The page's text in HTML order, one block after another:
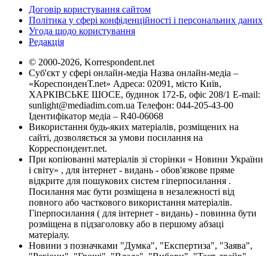
Договір користування сайтом
Політика у сфері конфіденційності і персональних даних
Угода щодо користування
Редакція
© 2000-2026, Korrespondent.net
Суб'єкт у сфері онлайн-медіа Назва онлайн-медіа –
«КореспонденТ.net» Адреса: 02091, місто Київ,
ХАРКІВСЬКЕ ШОСЕ, будинок 172-Б, офіс 208/1 E-mail:
sunlight@mediadim.com.ua Телефон: 044-205-43-00
Ідентифікатор медіа – R40-06068
Використання будь-яких матеріалів, розміщених на
сайті, дозволяється за умови посилання на
Корреспондент.net.
При копіюванні матеріалів зі сторінки « Новини України
і світу» , для інтернет - видань - обов'язкове пряме
відкрите для пошукових систем гіперпосилання .
Посилання має бути розміщена в незалежності від
повного або часткового використання матеріалів.
Гіперпосилання ( для інтернет - видань) - повинна бути
розміщена в підзаголовку або в першому абзаці
матеріалу.
Новини з позначками "Думка", "Експертиза", "Заява",